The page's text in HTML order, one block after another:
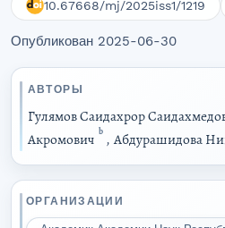
10.67668/mj/2025iss1/1219
Опубликован 2025-06-30
АВТОРЫ
Гулямов Саидахрор
Акромович b , Абдурашидова
ОРГАНИЗАЦИИ